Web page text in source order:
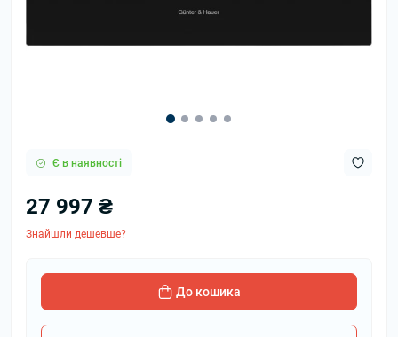
Є в наявності
27 997 ₴
Знайшли дешевше?
До кошика